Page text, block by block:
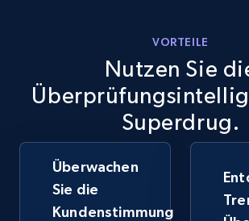
eBay - Collect products from
URL, Product id, Title, Seller name,
Seller reviews, Breadcrumbs, Root
2.5K+ 359+
VORTEILE
Nutzen Sie
Superdrug.
Überwachen
Sie die
Kundenstimmung